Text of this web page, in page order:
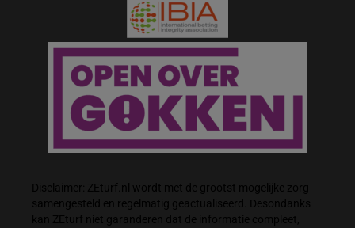
Disclaimer: ZEturf.nl wordt met de grootst mogelijke zorg
samengesteld en regelmatig geactualiseerd. Desondanks
kan ZEturf niet garanderen dat de informatie compleet,